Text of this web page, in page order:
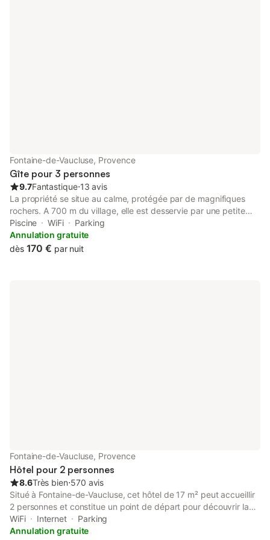
Fontaine-de-Vaucluse, Provence
Gîte pour 3 personnes
9.7Fantastique⋅13 avis
La propriété se situe au calme, protégée par de magnifiques
rochers. A 700 m du village, elle est desservie par une petite
route qui devient ensuite piste forestière. Le calme y est assuré.
Elle est le point de départ de merveilleuses promenades dans
les collines provençales, elle est aussi un havre de paix où l'on
Piscine WiFi
Parking
Annulation gratuite
dès 170 € par nuit
Fontaine-de-Vaucluse, Provence
Hôtel pour 2 personnes
8.6Très bien⋅570 avis
Situé à Fontaine-de-Vaucluse, cet hôtel de 17 m² peut accueillir
2 personnes et constitue un point de départ pour découvrir la
région. L'établissement se trouve à 200 m du centre-ville et de
la Fontaine-de-Vaucluse, et propose des chambres insonorisées
WiFi Internet
Parking
Annulation gratuite